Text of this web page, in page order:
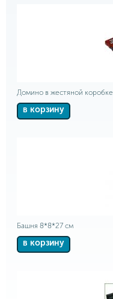
Домино в жестяной коробке
в корзину
Башня 8*8*27 см
в корзину